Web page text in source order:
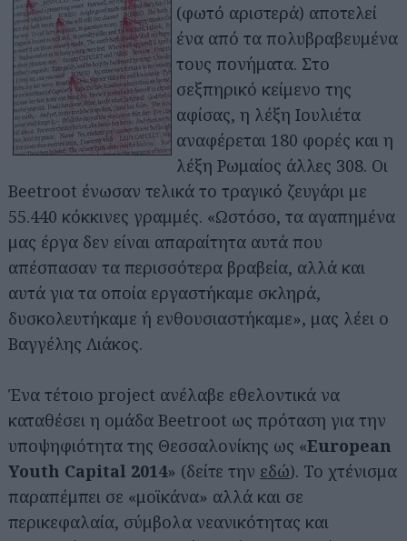
(φωτό αριστερά) αποτελεί
ένα από τα πολυβραβευμένα
τους πονήματα. Στο
σεξπηρικό κείμενο της
αφίσας, η λέξη Ιουλιέτα
αναφέρεται 180 φορές και η
λέξη Ρωμαίος άλλες 308. Οι
Beetroot ένωσαν τελικά το τραγικό ζευγάρι με
55.440 κόκκινες γραμμές. «Ωστόσο, τα αγαπημένα
μας έργα δεν είναι απαραίτητα αυτά που
απέσπασαν τα περισσότερα βραβεία, αλλά και
αυτά για τα οποία εργαστήκαμε σκληρά,
δυσκολευτήκαμε ή ενθουσιαστήκαμε», μας λέει ο
Βαγγέλης Λιάκος.
Ένα τέτοιο project ανέλαβε εθελοντικά να
καταθέσει η ομάδα Beetroot ως πρόταση για την
υποψηφιότητα της Θεσσαλονίκης ως «European
Youth Capital 2014» (δείτε την εδώ). Το χτένισμα
παραπέμπει σε «μοϊκάνα» αλλά και σε
περικεφαλαία, σύμβολα νεανικότητας και